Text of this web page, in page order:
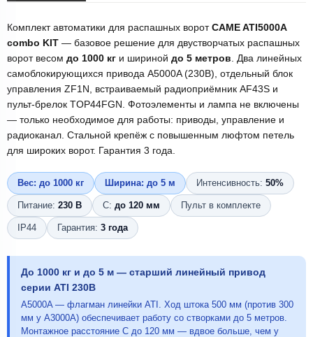
Комплект автоматики для распашных воротCAME ATI5000A
combo KIT — базовое решение для двустворчатых распашных
ворот весом до 1000 кг и шириной до 5 метров . Два линейных
самоблокирующихся привода A5000A (230В), отдельный блок
управления ZF1N, встраиваемый радиоприёмник AF43S и
пульт-брелок TOP44FGN. Фотоэлементы и лампа не включены
— только необходимое для работы: приводы, управление и
радиоканал. Стальной крепёж с повышенным люфтом петель
для широких ворот. Гарантия 3 года.
Вес: до 1000 кг Ширина: до 5 м Интенсивность: 50%
Питание: 230 В С: до 120 мм Пульт в комплекте
IP44 Гарантия: 3 года
До 1000 кг и до 5 м — старший линейный привод
серии ATI 230В
A5000A — флагман линейки ATI. Ход штока 500 мм (против 300
мм у A3000A) обеспечивает работу со створками до 5 метров.
Монтажное расстояние С до 120 мм — вдвое больше, чем у